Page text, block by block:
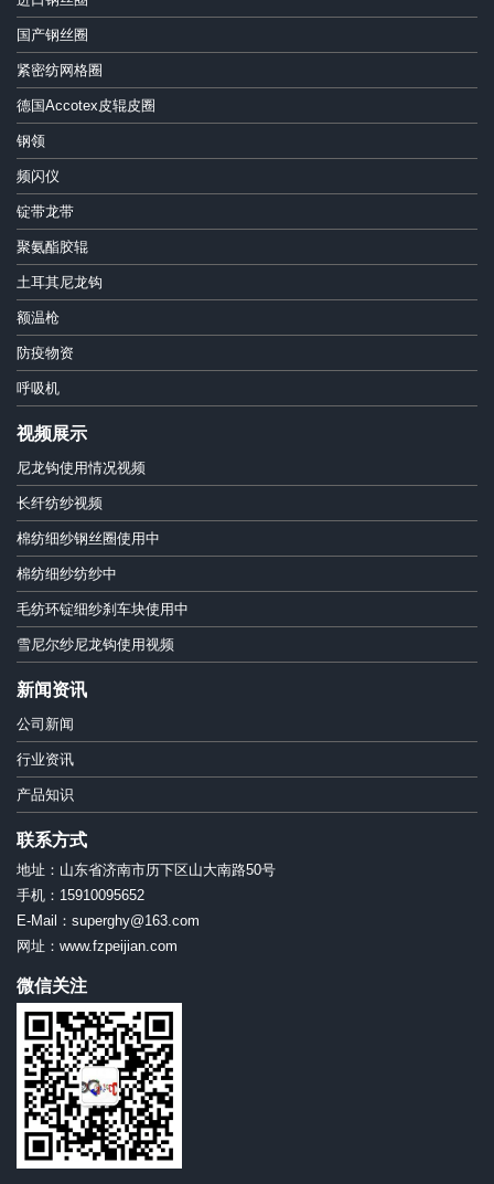
国产钢丝圈
紧密纺网格圈
德国Accotex皮辊皮圈
钢领
频闪仪
锭带龙带
聚氨酯胶辊
土耳其尼龙钩
额温枪
防疫物资
呼吸机
视频展示
尼龙钩使用情况视频
长纤纺纱视频
棉纺细纱钢丝圈使用中
棉纺细纱纺纱中
毛纺环锭细纱刹车块使用中
雪尼尔纱尼龙钩使用视频
新闻资讯
公司新闻
行业资讯
产品知识
联系方式
地址：山东省济南市历下区山大南路50号
手机：15910095652
E-Mail：superghy@163.com
网址：www.fzpeijian.com
微信关注